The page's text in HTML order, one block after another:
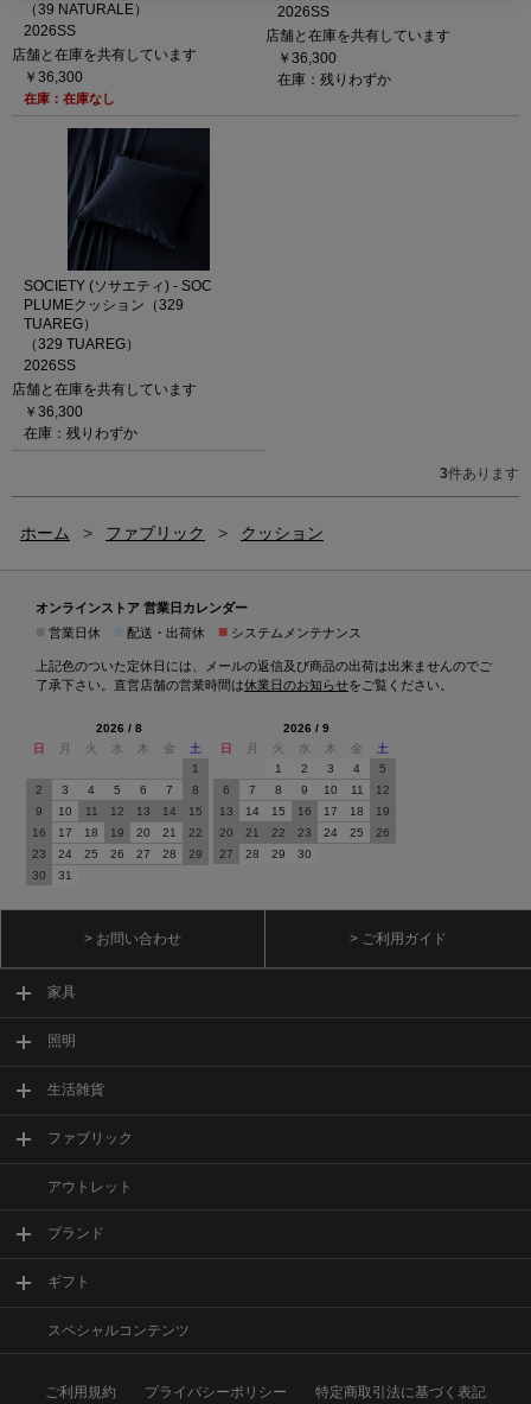
（39 NATURALE）
2026SS
店舗と在庫を共有しています
￥36,300
在庫：在庫なし
2026SS
店舗と在庫を共有しています
￥36,300
在庫：残りわずか
SOCIETY (ソサエティ) - SOC
PLUMEクッション（329
TUAREG）
（329 TUAREG）
2026SS
店舗と在庫を共有しています
￥36,300
在庫：残りわずか
3件あります
ホーム > ファブリック > クッション
オンラインストア 営業日カレンダー
営業日休 配送・出荷休 ■ システムメンテナンス
上記色のついた定休日には、メールの返信及び商品の出荷は出来ませんのでご
了承下さい。直営店舗の営業時間は休業日のお知らせをご覧ください。
2026 / 8
日
月 火 水 木 金
土
1
2
3 4 5 6 7
8
9
10 11 12 13 14
15
16
17 18 19 20 21
22
23
24 25 26 27 28
29
30
31
2026 / 9
日
月 火 水 木 金
土
1
2 3 4
5
6
7 8 9 10 11
12
13
14 15 16 17 18
19
20
21 22 23 24 25
26
27
28 29 30
> お問い合わせ > ご利用ガイド
家具
照明
生活雑貨
ファブリック
アウトレット
ブランド
ギフト
スペシャルコンテンツ
ご利用規約 プライバシーポリシー 特定商取引法に基づく表記